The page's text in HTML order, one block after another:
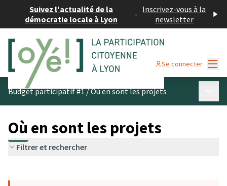
Suivez l'actualité de la
démocratie locale à Lyon
- Inscrivez-vous à la
newsletter
Se connecter
Budget participatif #1/Où en sont les projets
Où en sont les projets
Filtrer et rechercher